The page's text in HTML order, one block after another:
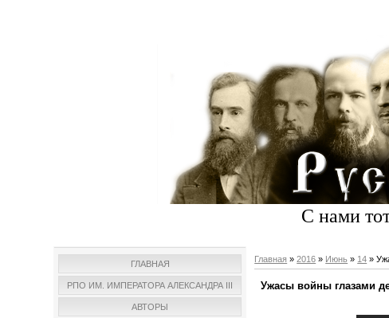
С нами
ГЛАВНАЯ
РПО ИМ. ИМПЕРАТОРА АЛЕКСАНДРА III
АВТОРЫ
Главная »2016 » Июнь » 14 »
Ужасы войны глазами